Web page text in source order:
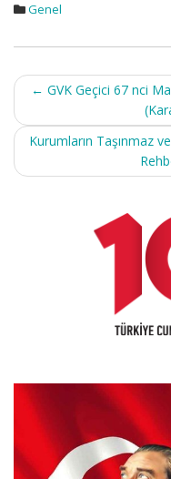
Genel
Post
navigation
← GVK Geçici 67 nci
Kurumların Taşınmaz